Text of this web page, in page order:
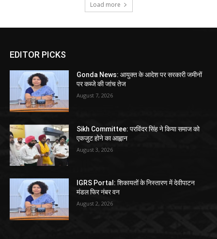
Load more
EDITOR PICKS
Gonda News: आयुक्त के आदेश पर सरकारी जमीनों
पर कब्जे की जांच तेज
August 7, 2026
Sikh Committee: परविंदर सिंह ने किया समाज को
एकजुट होने का आह्वान
August 3, 2026
IGRS Portal: शिकायतों के निस्तारण में देवीपाटन
मंडल फिर नंबर वन
August 2, 2026